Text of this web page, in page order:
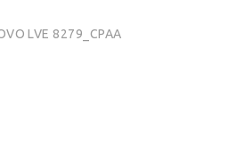
LVE 8279_CPAA